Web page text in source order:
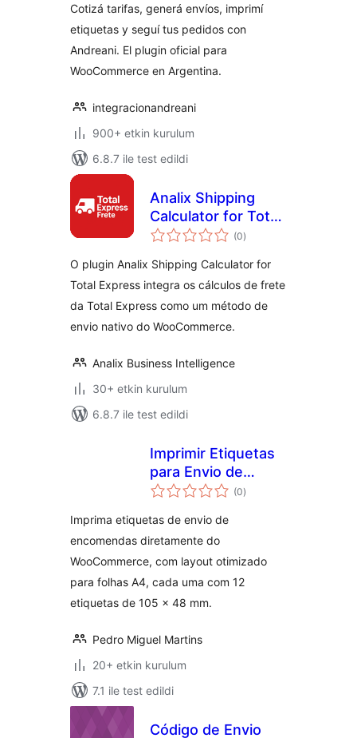
Cotizá tarifas, generá envíos, imprimí
etiquetas y seguí tus pedidos con
Andreani. El plugin oficial para
WooCommerce en Argentina.
integracionandreani
900+ etkin kurulum
6.8.7 ile test edildi
Analix Shipping
Calculator for Total
Express
(0toplam
puan
)
O plugin Analix Shipping Calculator for
Total Express integra os cálculos de frete
da Total Express como um método de
envio nativo do WooCommerce.
Analix Business Intelligence
30+ etkin kurulum
6.8.7 ile test edildi
Imprimir Etiquetas
para Envio de
Encomendas(0toplam
puan
)
Imprima etiquetas de envio de
encomendas diretamente do
WooCommerce, com layout otimizado
para folhas A4, cada uma com 12
etiquetas de 105 x 48 mm.
Pedro Miguel Martins
20+ etkin kurulum
7.1 ile test edildi
Código de Envio